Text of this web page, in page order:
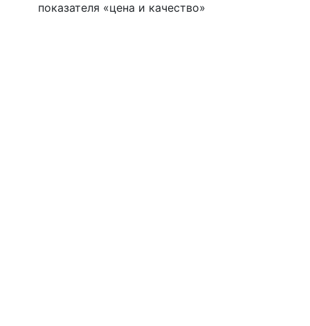
показателя «цена и качество»